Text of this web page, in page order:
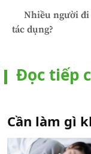
Nhiều người đi
tác dụng?
Đọc tiếp
Cần làm gì